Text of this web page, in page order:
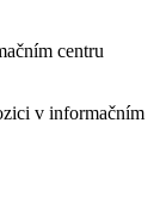
centru
v informačním